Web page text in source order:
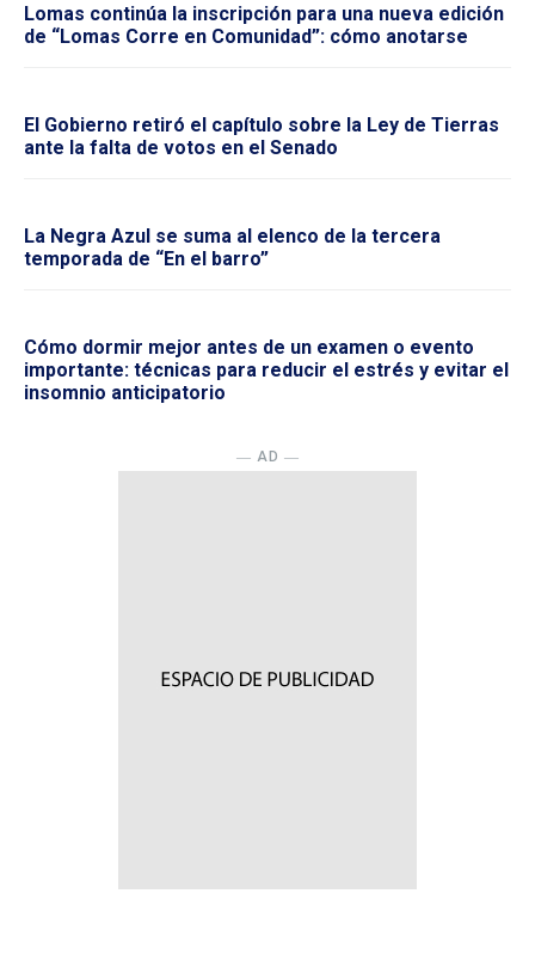
Lomas continúa la inscripción para una nueva edición
de “Lomas Corre en Comunidad”: cómo anotarse
El Gobierno retiró el capítulo sobre la Ley de Tierras
ante la falta de votos en el Senado
La Negra Azul se suma al elenco de la tercera
temporada de “En el barro”
Cómo dormir mejor antes de un examen o evento
importante: técnicas para reducir el estrés y evitar el
insomnio anticipatorio
― AD ―